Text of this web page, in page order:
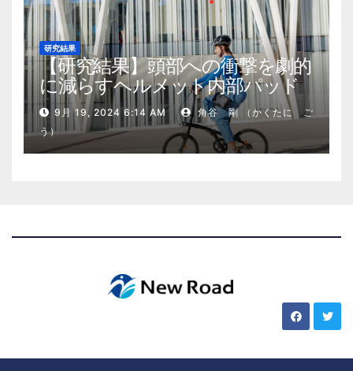
研究結果
【研究結果】頭部への衝撃を劇的
に減らすヘルメット内部パッド
9月 19, 2024 6:14 AM
角谷 剛 （かくたに ご
う）